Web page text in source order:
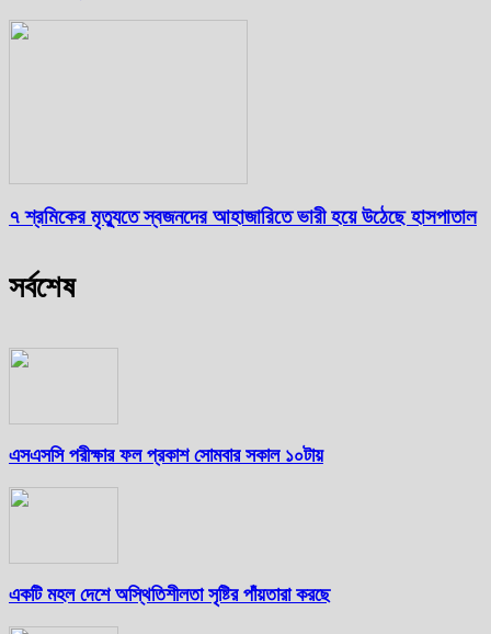
৭ শ্রমিকের মৃত্যুতে স্বজনদের আহাজারিতে ভারী হয়ে উঠেছে হাসপাতাল
সর্বশেষ
এসএসসি পরীক্ষার ফল প্রকাশ সোমবার সকাল ১০টায়
একটি মহল দেশে অস্থিতিশীলতা সৃষ্টির পাঁয়তারা করছে